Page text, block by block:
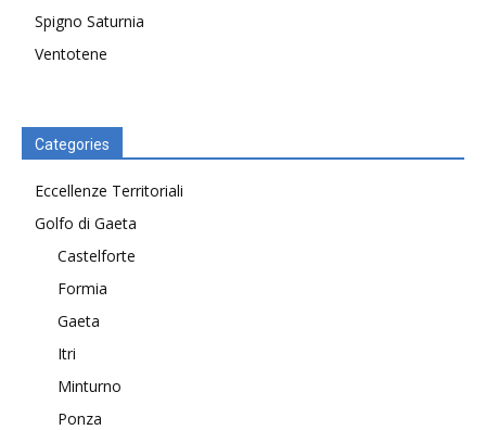
Spigno Saturnia
Ventotene
Categories
Eccellenze Territoriali
Golfo di Gaeta
Castelforte
Formia
Gaeta
Itri
Minturno
Ponza